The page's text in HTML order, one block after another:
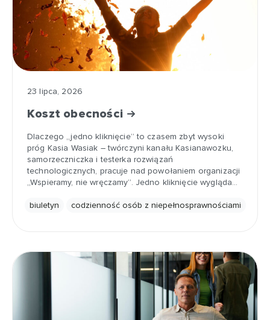
23 lipca, 2026
Koszt obecności
Dlaczego „jedno kliknięcie” to czasem zbyt wysoki
próg Kasia Wasiak – twórczyni kanału Kasianawozku,
samorzeczniczka i testerka rozwiązań
technologicznych, pracuje nad powołaniem organizacji
„Wspieramy, nie wręczamy”. Jedno kliknięcie wygląda…
biuletyn codzienność osób z niepełnosprawnościami